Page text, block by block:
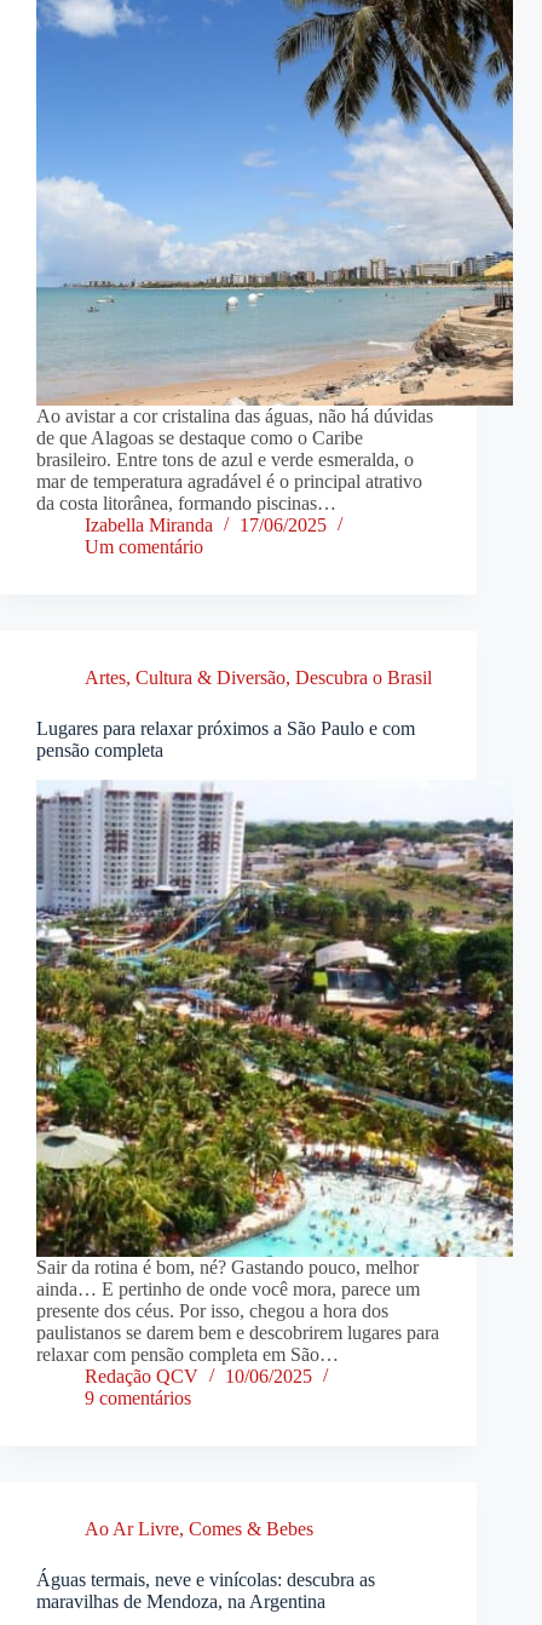
Ao avistar a cor cristalina das águas, não há dúvidas
de que Alagoas se destaque como o Caribe
brasileiro. Entre tons de azul e verde esmeralda, o
mar de temperatura agradável é o principal atrativo
da costa litorânea, formando piscinas…
Izabella Miranda
17/06/2025
Um comentário
Artes, Cultura & Diversão, Descubra o Brasil
Lugares para relaxar próximos a São Paulo e com
pensão completa
Sair da rotina é bom, né? Gastando pouco, melhor
ainda… E pertinho de onde você mora, parece um
presente dos céus. Por isso, chegou a hora dos
paulistanos se darem bem e descobrirem lugares para
relaxar com pensão completa em São…
Redação QCV
10/06/2025
9 comentários
Ao Ar Livre, Comes & Bebes
Águas termais, neve e vinícolas: descubra as
maravilhas de Mendoza, na Argentina